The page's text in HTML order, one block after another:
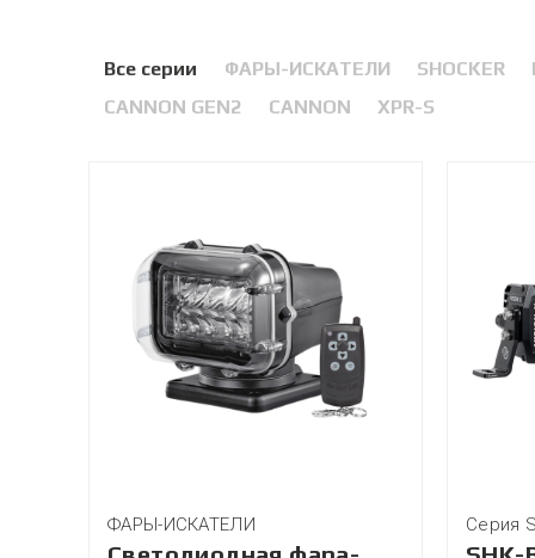
Все серии ФАРЫ-ИСКАТЕЛИ SHOCKER
CANNON GEN2
CANNON XPR-S
ФАРЫ-ИСКАТЕЛИ Серия